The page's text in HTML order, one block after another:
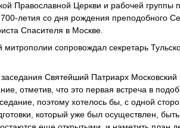
Православной Церкви и рабочей
летия со дня рождения преподобного
Спасителя в Москве.
митрополии сопровождал секретарь
Святейший Патриарх Московский
отметив, что это первая встреча в
поэтому хотелось бы, с одной
который уже был осуществлен,